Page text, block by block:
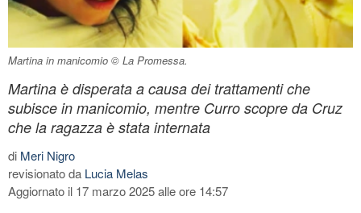
Martina in manicomio © La Promessa.
Martina è disperata a causa dei trattamenti che
subisce in manicomio, mentre Curro scopre da Cruz
che la ragazza è stata internata
di Meri Nigro
revisionato da Lucia Melas
Aggiornato il 17 marzo 2025 alle ore 14:57